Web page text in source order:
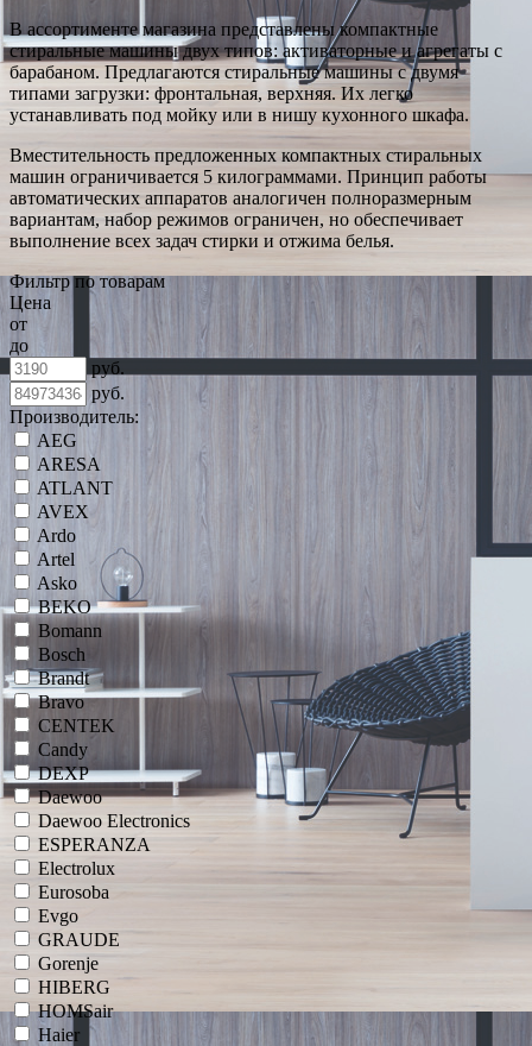
В ассортименте магазина представлены компактные
стиральные машины двух типов: активаторные и агрегаты с
барабаном. Предлагаются стиральные машины с двумя
типами загрузки: фронтальная, верхняя. Их легко
устанавливать под мойку или в нишу кухонного шкафа.
Вместительность предложенных компактных стиральных
машин ограничивается 5 килограммами. Принцип работы
автоматических аппаратов аналогичен полноразмерным
вариантам, набор режимов ограничен, но обеспечивает
выполнение всех задач стирки и отжима белья.
Фильтр по товарам
Цена
от
до
руб.
руб.
Производитель:
AEG
ARESA
ATLANT
AVEX
Ardo
Artel
Asko
BEKO
Bomann
Bosch
Brandt
Bravo
CENTEK
Candy
DEXP
Daewoo
Daewoo Electronics
ESPERANZA
Electrolux
Eurosoba
Evgo
GRAUDE
Gorenje
HIBERG
HOMSair
Haier